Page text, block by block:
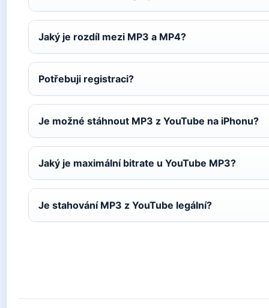
Jaký je rozdíl mezi MP3 a MP4?
Potřebuji registraci?
Je možné stáhnout MP3 z YouTube na iPhonu?
Jaký je maximální bitrate u YouTube MP3?
Je stahování MP3 z YouTube legální?